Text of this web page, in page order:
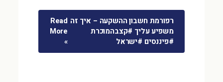
רפורמת חשבון ההשקעה – איך זה
משפיע עליך #קצבהמוכרת
#פיננסים #ישראל
Read
More
»